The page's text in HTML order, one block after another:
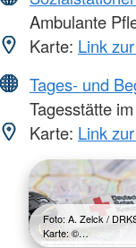
Ambulante
Karte: Link
Tages- und
Tagesstätte
Karte: Link
Foto: A. Zelck /
Karte: ©…